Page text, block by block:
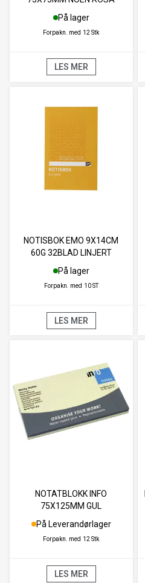
På lager
Forpakn. med 12 Stk
LES MER
NOTISBOK EMO 9X14CM
60G 32BLAD LINJERT
På lager
Forpakn. med 10 ST
LES MER
NOTATBLOKK INFO
75X125MM GUL
På Leverandørlager
Forpakn. med 12 Stk
LES MER